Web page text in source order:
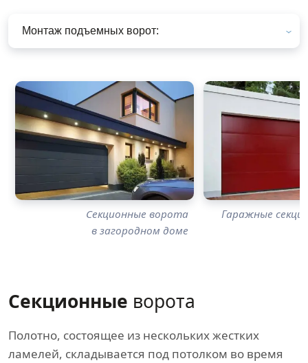
Монтаж подъемных ворот:
Секционные ворота
в загородном доме
Гаражные
Секционные ворота
Полотно, состоящее из нескольких жестких
ламелей, складывается под потолком во время